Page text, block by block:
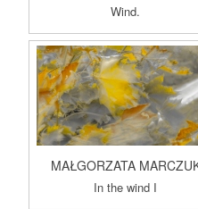
Wind.
MAŁGORZATA
In the wind I